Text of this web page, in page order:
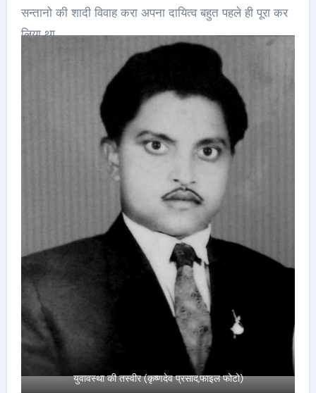
सन्तानो की शादी विवाह करा अपना दायित्व बहुत पहले ही पूरा कर
लिया था.
युवावस्था की तस्वीर (कृष्णदेव प्रसाद,फाइल फोटो)